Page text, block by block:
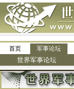
首页 军事论坛
世界军事论坛